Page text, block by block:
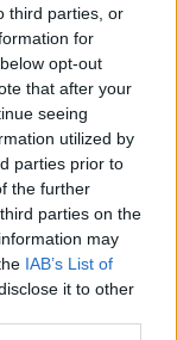
third parties, or
for
opt-out
that after your
seeing
utilized by
parties prior to
the further
parties on the
may
IAB’s List of
it to other